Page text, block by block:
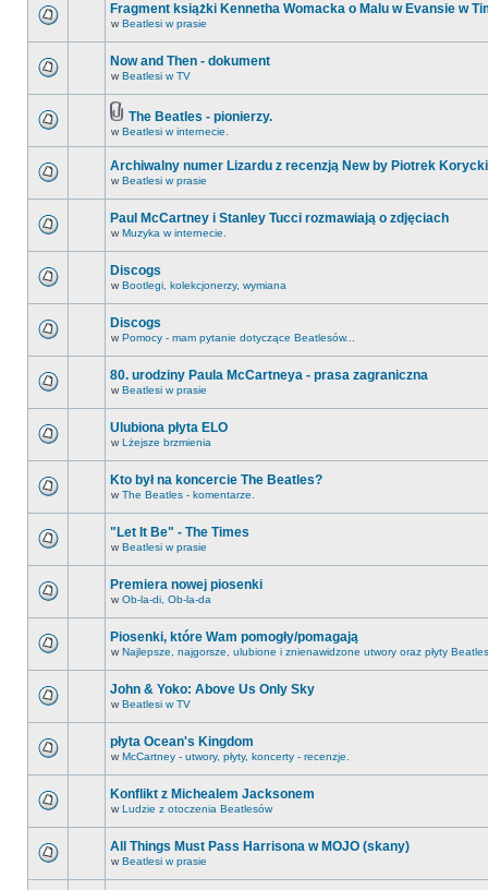
Fragment książki Kennetha Womacka o Malu w Evansie w
w Beatlesi w prasie
Now and Then - dokument
w Beatlesi w TV
The Beatles - pionierzy.
w Beatlesi w internecie.
Archiwalny numer Lizardu z recenzją New by Piotrek Korycki
w Beatlesi w prasie
Paul McCartney i Stanley Tucci rozmawiają o zdjęciach
w Muzyka w internecie.
Discogs
w Bootlegi, kolekcjonerzy, wymiana
Discogs
w Pomocy - mam pytanie dotyczące Beatlesów...
80. urodziny Paula McCartneya - prasa zagraniczna
w Beatlesi w prasie
Ulubiona płyta ELO
w Lżejsze brzmienia
Kto był na koncercie The Beatles?
w The Beatles - komentarze.
"Let It Be" - The Times
w Beatlesi w prasie
Premiera nowej piosenki
w Ob-la-di, Ob-la-da
Piosenki, które Wam pomogły/pomagają
w Najlepsze, najgorsze, ulubione i znienawidzone utwory oraz płyty
John & Yoko: Above Us Only Sky
w Beatlesi w TV
płyta Ocean's Kingdom
w McCartney - utwory, płyty, koncerty - recenzje.
Konflikt z Michealem Jacksonem
w Ludzie z otoczenia Beatlesów
All Things Must Pass Harrisona w MOJO (skany)
w Beatlesi w prasie